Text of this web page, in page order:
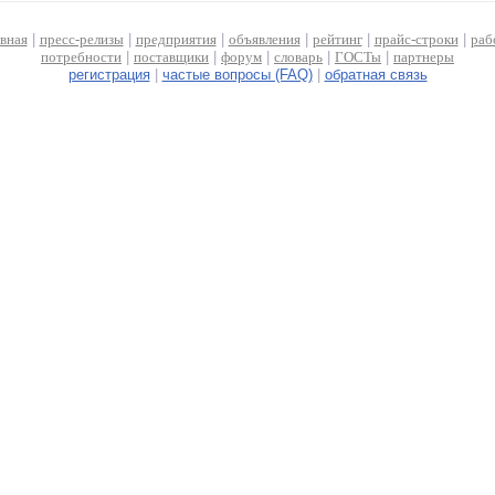
| пресс-релизы предприятия| объявления| рейтинг| прайс-строки|
потребности
поставщики форум словарь ГОСТы
партнеры
регистрация| частые вопросы (FAQ)| обратная связь